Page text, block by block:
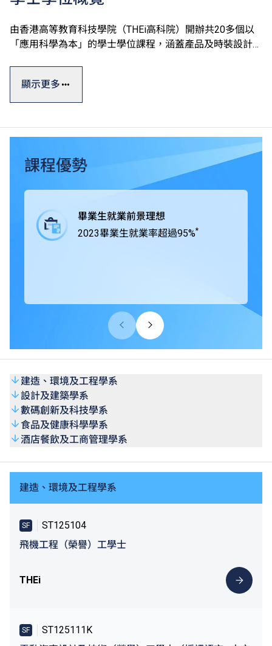
由香港高等教育科技學院（THEi高科院）開辦共20多個以
「應用科學為本」的學士學位課程，涵蓋產品及時裝設計、
碼科技及創新商業七大學術領域。
知識，透過應用科學為本的教學方式及着重應用的課程設
計，確保學生能夠做到融會貫通，學以致用。THEi透過與
業界緊密合作，在課程中為學生提供工作綜合學習（Work-
integrated Learning, WIL），學生得以通過專題研習積極與
業界合作，獲取實戰經驗，所掌握的專業技術及知識可以應
THEi高科院所有學士學位課程均獲香港學術及職業資歷評
顯示更多
課程優勢
畢業生就業前景理想
2023畢業生就業率超過95%*
建造、環境及工程學系
設計及建築學系
數碼創新及科技學系
食品及健康科學學系
酒店餐飲及工商管理學系
建造、環境及工程學系
SF
ST125104
飛機工程（榮譽）工學士
THEi
SF
ST125111K